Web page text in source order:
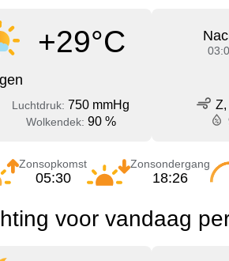
+29°C
Luchtdruk: 750 mmHg
Wolkendek: 90 %
Z,
Zonsopkomst
05:30
Zonsondergang
18:26
voor vandaag